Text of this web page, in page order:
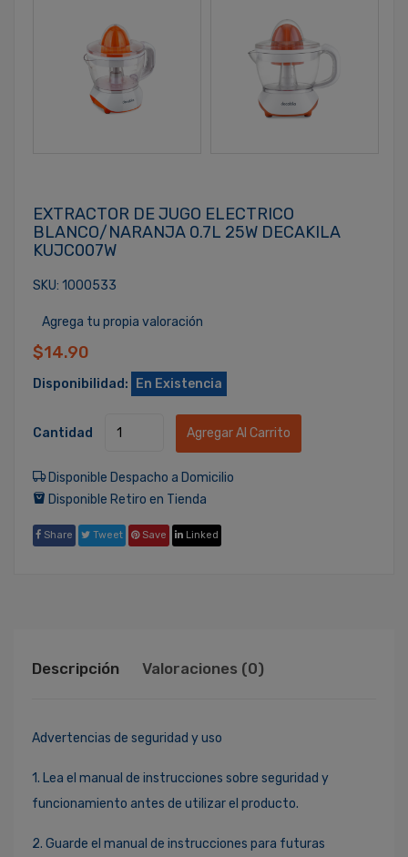
EXTRACTOR DE JUGO ELECTRICO
BLANCO/NARANJA 0.7L 25W DECAKILA
KUJC007W
SKU: 1000533
Agrega tu propia valoración
$14.90
Disponibilidad: En Existencia
Cantidad Agregar Al Carrito
Disponible Despacho a Domicilio
Disponible Retiro en Tienda
Share Tweet Save Linked
Descripción Valoraciones (0)
Advertencias de seguridad y uso
1. Lea el manual de instrucciones sobre seguridad y
funcionamiento antes de utilizar el producto.
2. Guarde el manual de instrucciones para futuras